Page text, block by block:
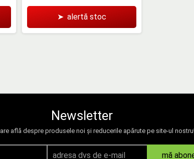
➤ alertă stoc
Newsletter
află despre produsele noi și reducerile apărute pe site-ul nostru!
mă